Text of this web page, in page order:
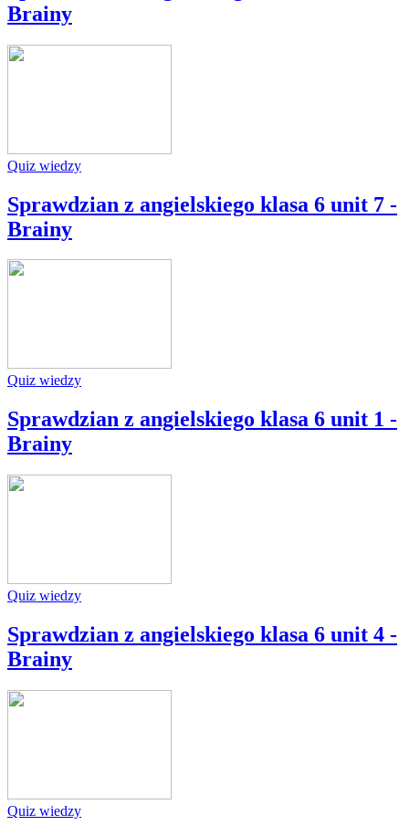
Brainy
Quiz wiedzy
Sprawdzian z angielskiego klasa 6 unit 7 -
Brainy
Quiz wiedzy
Sprawdzian z angielskiego klasa 6 unit 1 -
Brainy
Quiz wiedzy
Sprawdzian z angielskiego klasa 6 unit 4 -
Brainy
Quiz wiedzy